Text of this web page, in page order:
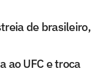
de brasileiro,
ao UFC e troca